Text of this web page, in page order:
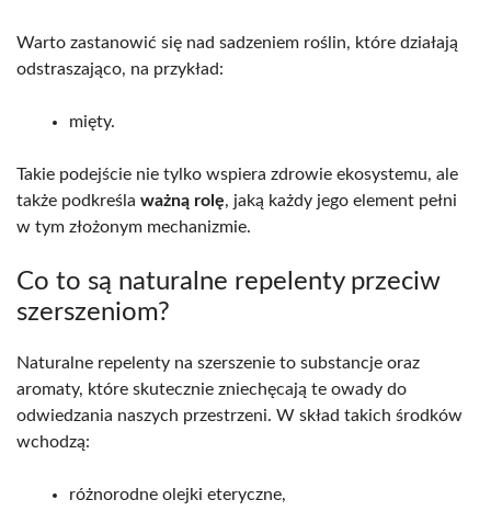
Warto zastanowić się nad sadzeniem roślin, które działają
odstraszająco, na przykład:
mięty.
Takie podejście nie tylko wspiera zdrowie ekosystemu, ale
także podkreśla ważną rolę, jaką każdy jego element pełni
w tym złożonym mechanizmie.
Co to są naturalne repelenty przeciw
szerszeniom?
Naturalne repelenty na szerszenie to substancje oraz
aromaty, które skutecznie zniechęcają te owady do
odwiedzania naszych przestrzeni. W skład takich środków
wchodzą:
różnorodne olejki eteryczne,